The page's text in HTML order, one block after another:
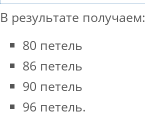
В результате получаем:
80 петель
86 петель
90 петель
96 петель.